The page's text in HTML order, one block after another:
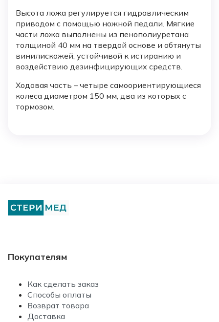
Высота ложа регулируется гидравлическим
приводом с помощью ножной педали. Мягкие
части ложа выполнены из пенополиуретана
толщиной 40 мм на твердой основе и обтянуты
винилискожей, устойчивой к истиранию и
воздействию дезинфицирующих средств.
Ходовая часть – четыре самоориентирующиеся
колеса диаметром 150 мм, два из которых с
тормозом.
Покупателям
Как сделать заказ
Способы оплаты
Возврат товара
Доставка